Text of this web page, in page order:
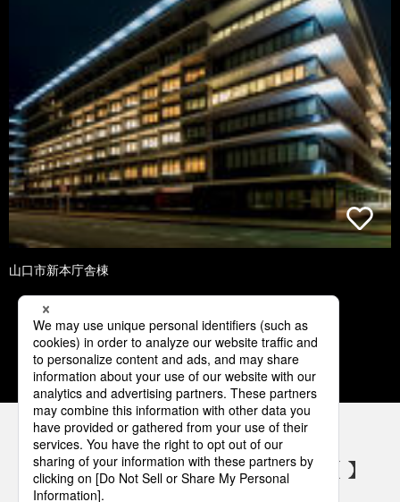
山口市新本庁舎棟
1 2 3 4 5
パナソニックの電気設備 SNSアカウント